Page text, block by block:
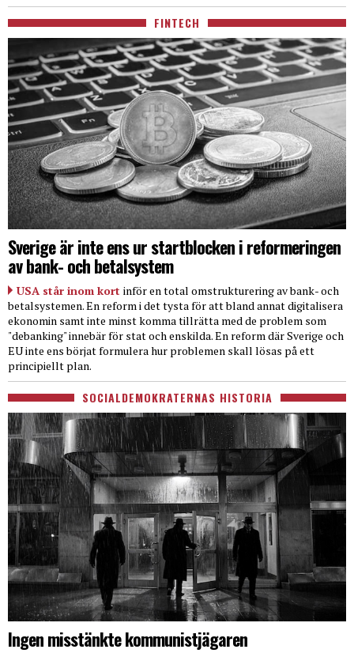
FINTECH
Sverige är inte ens ur startblocken i reformeringen
av bank- och betalsystem
USA står inom kort inför en total omstrukturering av bank- och
betalsystemen. En reform i det tysta för att bland annat digitalisera
ekonomin samt inte minst komma tillrätta med de problem som
"debanking" innebär för stat och enskilda. En reform där Sverige och
EU inte ens börjat formulera hur problemen skall lösas på ett
principiellt plan.
SOCIALDEMOKRATERNAS HISTORIA
Ingen misstänkte kommunistjägaren